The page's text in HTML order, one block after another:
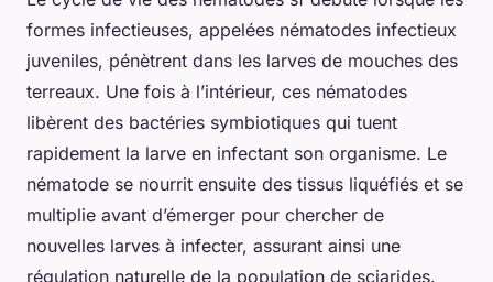
formes infectieuses, appelées nématodes infectieux
juveniles, pénètrent dans les larves de mouches des
terreaux. Une fois à l’intérieur, ces nématodes
libèrent des bactéries symbiotiques qui tuent
rapidement la larve en infectant son organisme. Le
nématode se nourrit ensuite des tissus liquéfiés et se
multiplie avant d’émerger pour chercher de
nouvelles larves à infecter, assurant ainsi une
régulation naturelle de la population de sciarides.